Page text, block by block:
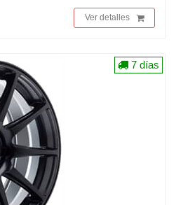
Ver detalles
7 días